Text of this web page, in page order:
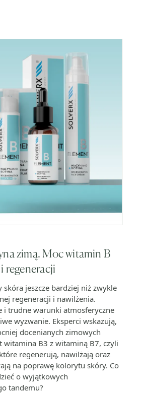
zimą. Moc witamin B
regeneracji
skóra jeszcze bardziej niż zwykle
regeneracji i nawilżenia.
i trudne warunki atmosferyczne
wyzwanie. Eksperci wskazują,
docenianych zimowych
witamina B3 z witaminą B7, czyli
regenerują, nawilżają oraz
na poprawę kolorytu skóry. Co
o wyjątkowych
tandemu?